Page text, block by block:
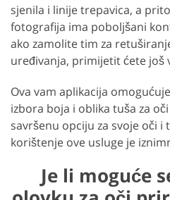
sjenila i linije trepavica, a
fotografija ima poboljšani
ako zamolite tim za
uređivanja, primijetit ćete još
Ova vam aplikacija
izbora boja i oblika tuša za
savršenu opciju za svoje oči i
korištenje ove usluge je
Je li moguće